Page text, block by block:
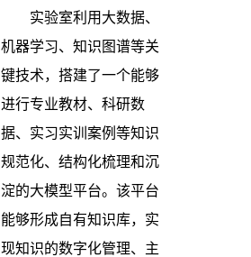
实验室利用大数据、
机器学习、知识图谱等关
键技术，搭建了一个能够
进行专业教材、科研数
据、实习实训案例等知识
规范化、结构化梳理和沉
淀的大模型平台。该平台
能够形成自有知识库，实
现知识的数字化管理、主